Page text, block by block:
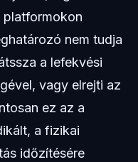
nem tudja
a lefekvési
vagy elrejti az
ez az a
a fizikai
időzítésére